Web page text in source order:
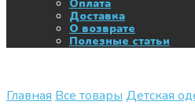
Оплата
Доставка
О возврате
Полезные статьи
Главная Все товары Детская